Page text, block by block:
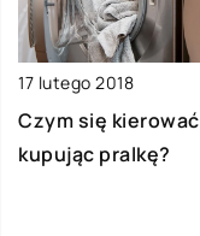
17 lutego 2018
Czym się kierować
kupując pralkę?